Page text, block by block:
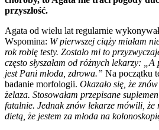
przyszłość.
Agata od wielu lat regularnie
Wspomina: W pierwszej ciąży miałam
rok robię testy. Zostało mi to
często słyszałam od różnych lekarzy:
jest Pani młoda, zdrowa.” Na początku
badanie morfologii. Okazało się, że
żelaza. Stosowałam przepisane
fatalnie. Jednak znów lekarze mówili,
dietą, że jestem za młoda na